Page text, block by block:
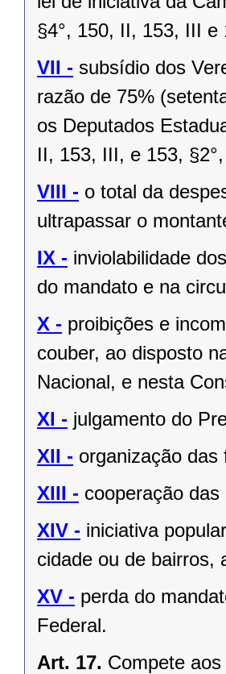
§4°, 150, II, 153, III e
VII - subsídio dos
razão de 75%
os Deputados
II, 153, III, e 153,
VIII - o total da
ultrapassar o
IX - inviolabilidade
do mandato e na
X - proibições e
couber, ao disposto
Nacional, e nesta
XI - julgamento do
XII - organização
XIII - cooperação
XIV - iniciativa
cidade ou de bairros,
XV - perda do
Federal.
Art. 17. Compete